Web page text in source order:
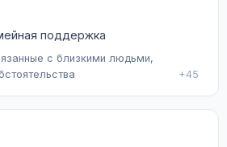
поддержка
с близкими людьми,
+45